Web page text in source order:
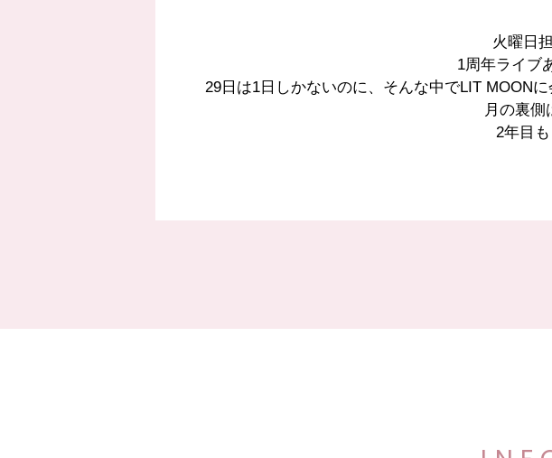
火曜日
1周年ライブ
29日は1日しかないのに、そんな中でLIT MOON
月の裏側
2年目